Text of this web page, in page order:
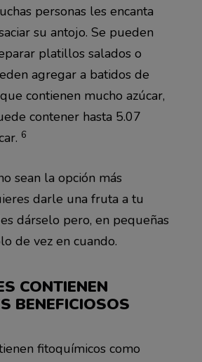
personas les encanta
su antojo. Se pueden
platillos salados o
agregar a batidos de
contienen mucho azúcar,
contener hasta 5.07
6
sean la opción más
darle una fruta a tu
dárselo pero, en pequeñas
de vez en cuando.
CONTIENEN
BENEFICIOSOS
fitoquímicos como